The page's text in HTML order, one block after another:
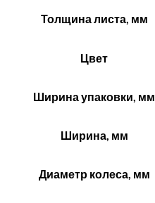
Толщина листа, мм
Цвет
Ширина упаковки, мм
Ширина, мм
Диаметр колеса, мм